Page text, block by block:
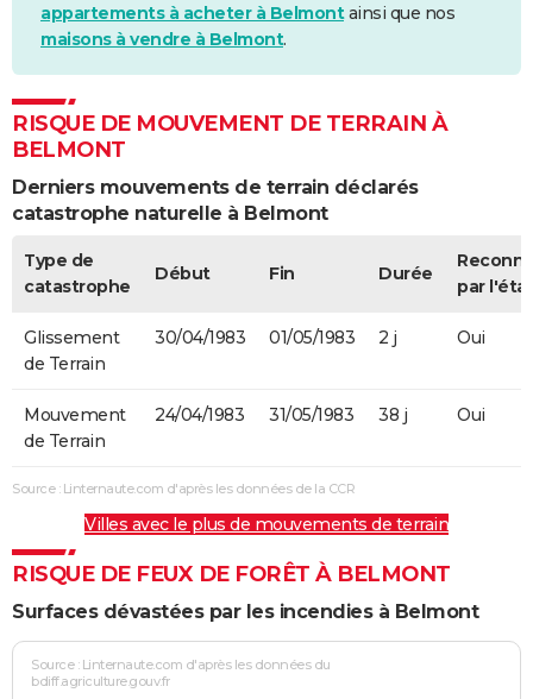
appartements à acheter à Belmontainsi que nos
maisons à vendre à Belmont.
RISQUE DE MOUVEMENT DE TERRAIN À
BELMONT
Derniers mouvements de terrain déclarés
catastrophe naturelle à Belmont
Type de
catastrophe
Début Fin Durée
par l'état
Glissement
de Terrain
30/04/1983 01/05/1983 2 j Oui
Mouvement
de Terrain
24/04/1983 31/05/1983 38 j Oui
Source : Linternaute.com d'après les données de la CCR
Villes avec le plus de mouvements de terrain
RISQUE DE FEUX DE FORÊT À BELMONT
Surfaces dévastées par les incendies à Belmont
Source : Linternaute.com d'après les données du
bdiff.agriculture.gouv.fr